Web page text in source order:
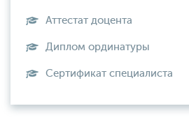
Аттестат доцента
Диплом ординатуры
Сертификат специалиста